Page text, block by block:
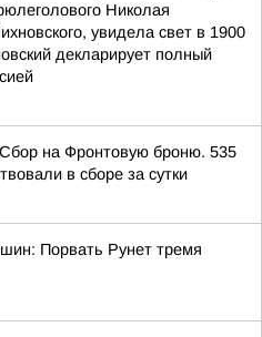
Николая
увидела свет в 1900
декларирует полный
на Фронтовую броню. 535
в сборе за сутки
Порвать Рунет тремя